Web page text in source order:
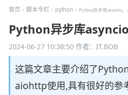
教程
平面 服务器
首页 > 脚本专栏> python > Python异步库asyncio、
Python异步库
2024-06-27 10:38:50作者：IT.BOB
这篇文章主要介绍了
aiohttp使用,具有很好的参